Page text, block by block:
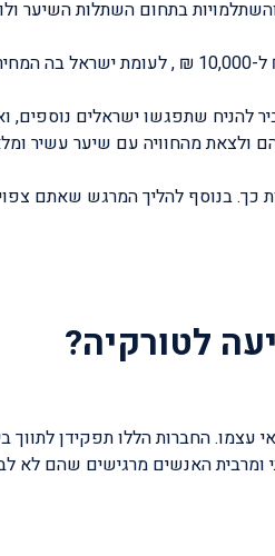
בתחום השתלות השיער
להניח שתפגשו ישראלים נוספים,
ולצאת מהחוויה עם שיער עשיר
כך. בנוסף להליך המרגש שאתם
לטורקיה?
עצמו. החברות הללו תפקידן לתווך
ומרבית האנשים מרגישים שהם לא